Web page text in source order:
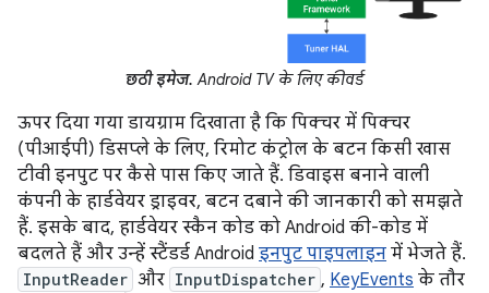
छठी इमेज. Android TV के लिए कीवर्ड
ऊपर दिया गया डायग्राम दिखाता है कि पिक्चर में पिक्चर
(पीआईपी) डिसप्ले के लिए, रिमोट कंट्रोल के बटन किसी खास
टीवी इनपुट पर कैसे पास किए जाते हैं. डिवाइस बनाने वाली
कंपनी के हार्डवेयर ड्राइवर, बटन दबाने की जानकारी को समझते
हैं. इसके बाद, हार्डवेयर स्कैन कोड को Android की-कोड में
बदलते हैं और उन्हें स्टैंडर्ड Android इनपुट पाइपलाइन में भेजते हैं.
InputReader और InputDispatcher , KeyEvents के तौर